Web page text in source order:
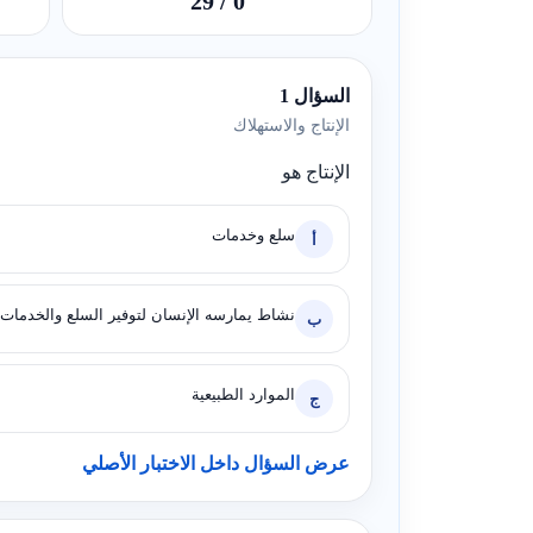
السؤال 1
الإنتاج والاستهلاك
الإنتاج هو
أ سلع وخدمات
ب نشاط يمارسه الإنسان لتوفير السلع والخدمات
ج الموارد الطبيعية
عرض السؤال داخل الاختبار الأصلي